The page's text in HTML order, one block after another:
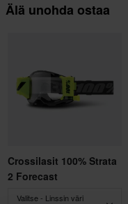
Älä unohda ostaa
Crossilasit 100% Strata
2 Forecast
Valitse - Linssin väri